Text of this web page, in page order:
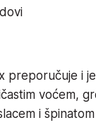
preporučuje i
voćem,
i